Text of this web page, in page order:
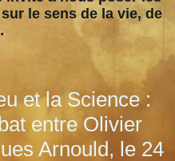
le sens de la vie, de
et la Science :
entre Olivier
Arnould, le 24